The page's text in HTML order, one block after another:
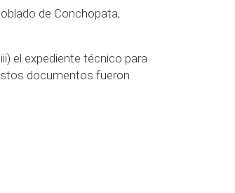
de Conchopata,
el expediente técnico para
documentos fueron